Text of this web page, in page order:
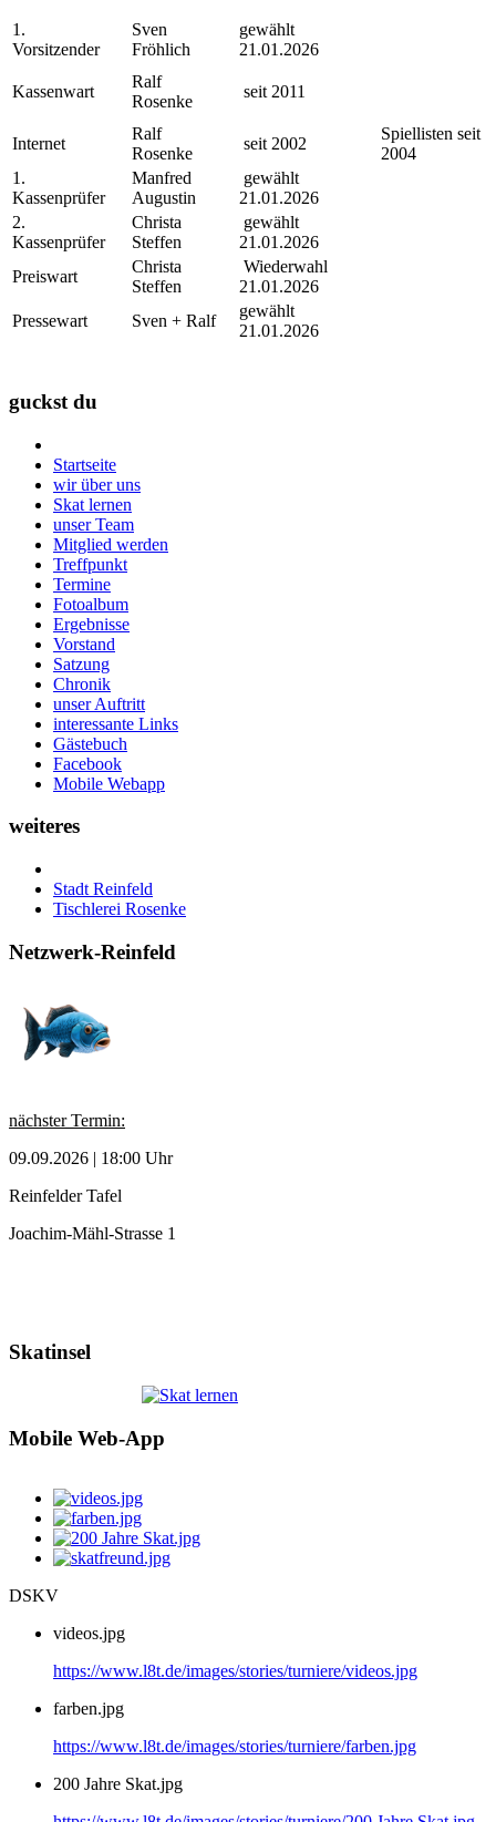
1.
Vorsitzender
Sven
Fröhlich
gewählt
21.01.2026
Kassenwart
Ralf
Rosenke
seit 2011
Internet
Ralf
Rosenke
seit 2002
Spiellisten seit
2004
1.
Kassenprüfer
Manfred
Augustin
gewählt
21.01.2026
2.
Kassenprüfer
Christa
Steffen
gewählt
21.01.2026
Preiswart
Christa
Steffen
Wiederwahl
21.01.2026
Pressewart
Sven + Ralf
gewählt
21.01.2026
guckst du
Startseite
wir über uns
Skat lernen
unser Team
Mitglied werden
Treffpunkt
Termine
Fotoalbum
Ergebnisse
Vorstand
Satzung
Chronik
unser Auftritt
interessante Links
Gästebuch
Facebook
Mobile Webapp
weiteres
Stadt Reinfeld
Tischlerei Rosenke
Netzwerk-Reinfeld
nächster Termin:
09.09.2026 | 18:00 Uhr
Reinfelder Tafel
Joachim-Mähl-Strasse 1
Skatinsel
Mobile Web-App
DSKV
videos.jpg
https://www.l8t.de/images/stories/turniere/videos.jpg
farben.jpg
https://www.l8t.de/images/stories/turniere/farben.jpg
200 Jahre Skat.jpg